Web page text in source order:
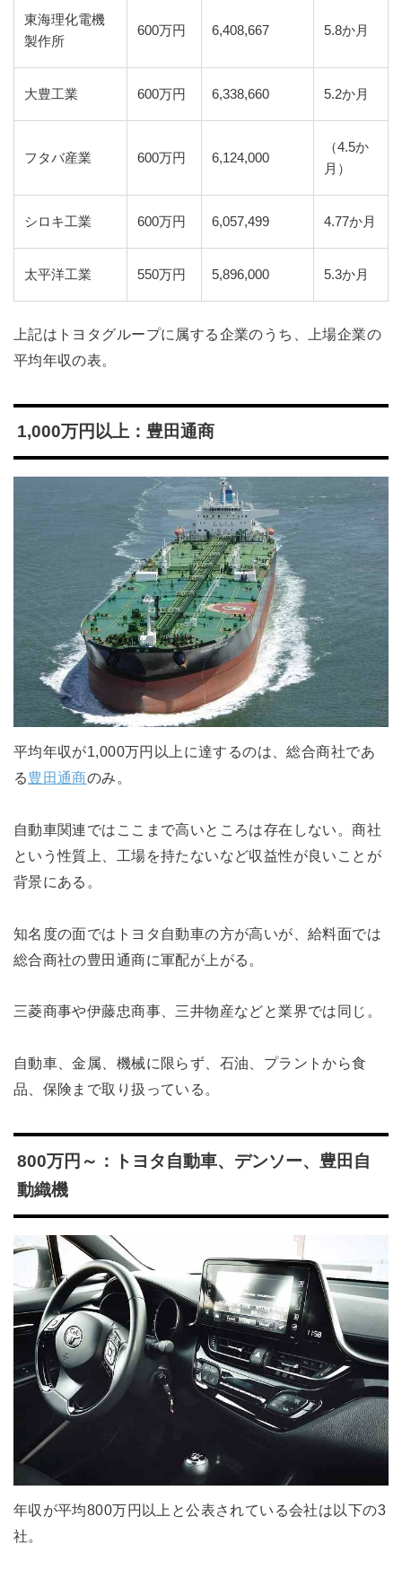
東海理化電機
製作所
600万円 6,408,667 5.8か月
大豊工業 600万円 6,338,660 5.2か月
フタバ産業 600万円 6,124,000
（4.5か
月）
シロキ工業 600万円 6,057,499 4.77か月
太平洋工業 550万円 5,896,000 5.3か月
上記はトヨタグループに属する企業のうち、上場企業の
平均年収の表。
1,000万円以上：豊田通商
平均年収が1,000万円以上に達するのは、総合商社であ
る豊田通商のみ。
自動車関連ではここまで高いところは存在しない。商社
という性質上、工場を持たないなど収益性が良いことが
背景にある。
知名度の面ではトヨタ自動車の方が高いが、給料面では
総合商社の豊田通商に軍配が上がる。
三菱商事や伊藤忠商事、三井物産などと業界では同じ。
自動車、金属、機械に限らず、石油、プラントから食
品、保険まで取り扱っている。
800万円～：トヨタ自動車、デンソー、豊田自
動織機
年収が平均800万円以上と公表されている会社は以下の3
社。